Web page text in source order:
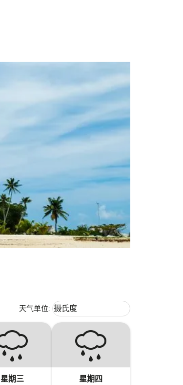
天气单位: Weather unit option 摄氏度
摄氏度
keyboard_arrow_down
星期三 星期四